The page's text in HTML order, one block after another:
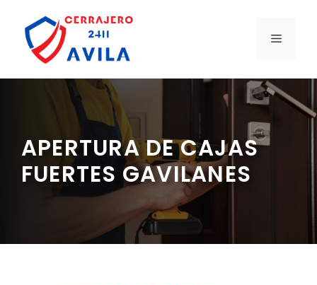
contenido
MENÚ
APERTURA DE CAJAS
FUERTES GAVILANES